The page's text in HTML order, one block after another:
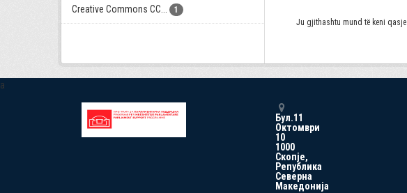
Creative Commons CC... 1
Ju gjithashtu mund të keni
a
Бул.11
Октомври
10
1000
Скопје,
Република
Северна
Македонија